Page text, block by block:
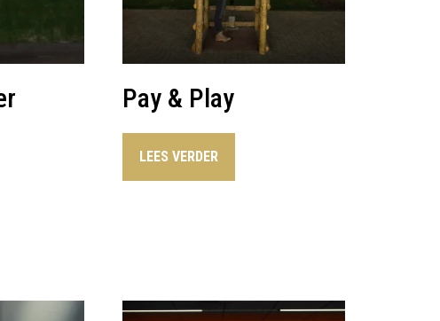
Pay & Play
LEES VERDER